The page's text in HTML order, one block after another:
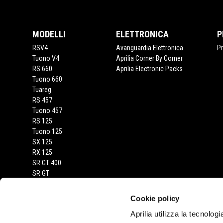
Cookie policy
Aprilia utilizza la
MODELLI
RSV4
Tuono V4
RS 660
Tuono 660
Tuareg
RS 457
Tuono 457
RS 125
Tuono 125
SX 125
RX 125
SR GT 400
SR GT
ELETTRONICA
Avanguardia Elettronica
Aprilia Corner By Corner
Aprilia Electronic Packs
CONTATTI